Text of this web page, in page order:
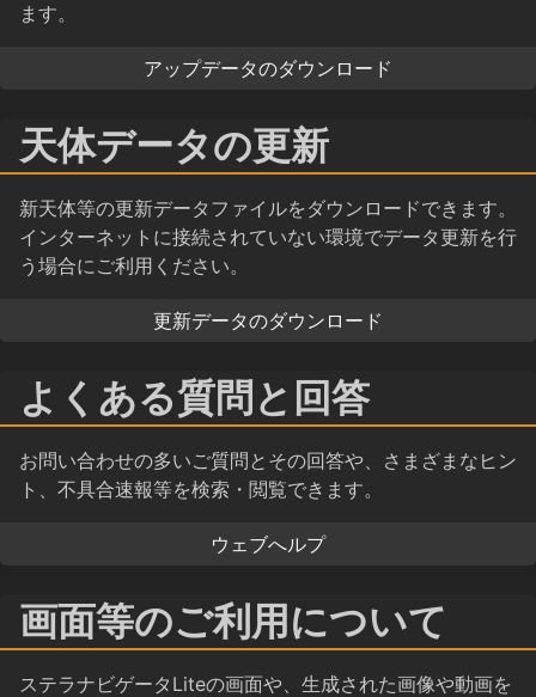
ます。
アップデータのダウンロード
天体データの更新
新天体等の更新データファイルをダウンロードできます。
インターネットに接続されていない環境でデータ更新を行
う場合にご利用ください。
更新データのダウンロード
よくある質問と回答
お問い合わせの多いご質問とその回答や、さまざまなヒン
ト、不具合速報等を検索・閲覧できます。
ウェブへルプ
画面等のご利用について
ステラナビゲータLiteの画面や、生成された画像や動画を